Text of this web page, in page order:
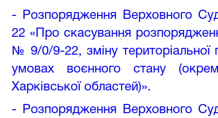
-
Розпорядження Верховного
22 «Про скасування
№ 9/0/9-22, зміну територіальної
умовах воєнного стану
Харківської областей)».
-
Розпорядження Верховного